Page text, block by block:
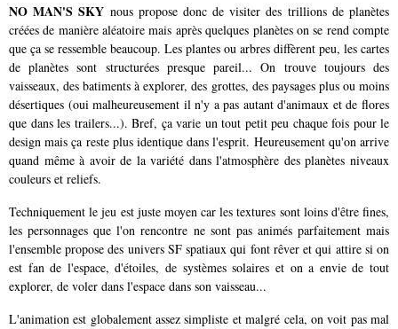
NO MAN'S SKY nous propose donc de visiter des trillions de planètes
créées de manière aléatoire mais après quelques planètes on se rend compte
que ça se ressemble beaucoup. Les plantes ou arbres diffèrent peu, les cartes
de planètes sont structurées presque pareil... On trouve toujours des
vaisseaux, des batiments à explorer, des grottes, des paysages plus ou moins
désertiques (oui malheureusement il n'y a pas autant d'animaux et de flores
que dans les trailers...). Bref, ça varie un tout petit peu chaque fois pour le
design mais ça reste plus identique dans l'esprit. Heureusement qu'on arrive
quand même à avoir de la variété dans l'atmosphère des planètes niveaux
couleurs et reliefs.
Techniquement le jeu est juste moyen car les textures sont loins d'être fines,
les personnages que l'on rencontre ne sont pas animés parfaitement mais
l'ensemble propose des univers SF spatiaux qui font rêver et qui attire si on
est fan de l'espace, d'étoiles, de systèmes solaires et on a envie de tout
explorer, de voler dans l'espace dans son vaisseau...
L'animation est globalement assez simpliste et malgré cela, on voit pas mal